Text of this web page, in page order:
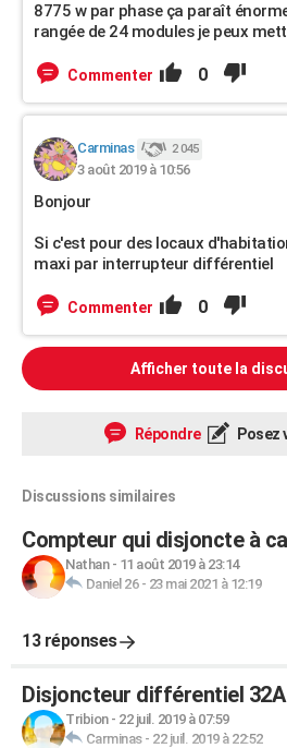
8775 w par phase ça paraît
rangée de 24 modules je peux
Commenter 0
Carminas 2 045
3 août 2019 à 10:56
Bonjour
Si c'est pour des locaux
maxi par interrupteur différentiel
Commenter 0
Afficher toute la
Répondre Posez
Discussions similaires
Compteur qui disjoncte à
Nathan- 11 août 2019 à 23:14
Daniel 26- 23 mai 2021 à 12:19
13 réponses
Disjoncteur différentiel
Tribion- 22 juil. 2019 à 07:59
Carminas- 22 juil. 2019 à 22:52